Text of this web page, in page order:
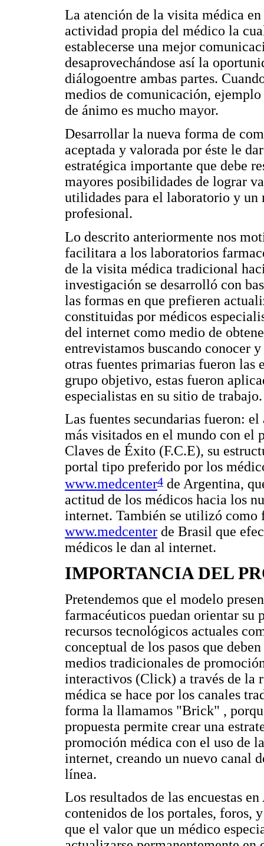
La atención de la visita médica
actividad propia del médico la
establecerse una mejor
desaprovechándose así la
diálogoentre ambas partes.
medios de comunicación,
de ánimo es mucho mayor.
Desarrollar la nueva forma de
aceptada y valorada por éste le
estratégica importante que debe
mayores posibilidades de lograr
utilidades para el laboratorio y
profesional.
Lo descrito anteriormente nos
facilitara a los laboratorios
de la visita médica tradicional
investigación se desarrolló con
las formas en que prefieren
constituidas por médicos
del internet como medio de
entrevistamos buscando conocer
otras fuentes primarias fueron las
grupo objetivo, estas fueron
especialistas en su sitio de trabajo.
Las fuentes secundarias fueron:
más visitados en el mundo con el
Claves de Éxito (F.C.E), su
portal tipo preferido por los
www.medcenter4 de Argentina,
actitud de los médicos hacia los
internet. También se utilizó como
www.medcenter de Brasil que
médicos le dan al internet.
IMPORTANCIA DEL
Pretendemos que el modelo
farmacéuticos puedan orientar su
recursos tecnológicos actuales
conceptual de los pasos que
medios tradicionales de
interactivos (Click) a través de la
médica se hace por los canales
forma la llamamos "Brick" ,
propuesta permite crear una
promoción médica con el uso de
internet, creando un nuevo
línea.
Los resultados de las encuestas
contenidos de los portales, foros,
que el valor que un médico